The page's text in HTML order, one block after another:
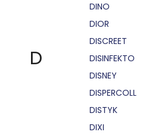
D
DINO
DIOR
DISCREET
DISINFEKTO
DISNEY
DISPERCOLL
DISTYK
DIXI